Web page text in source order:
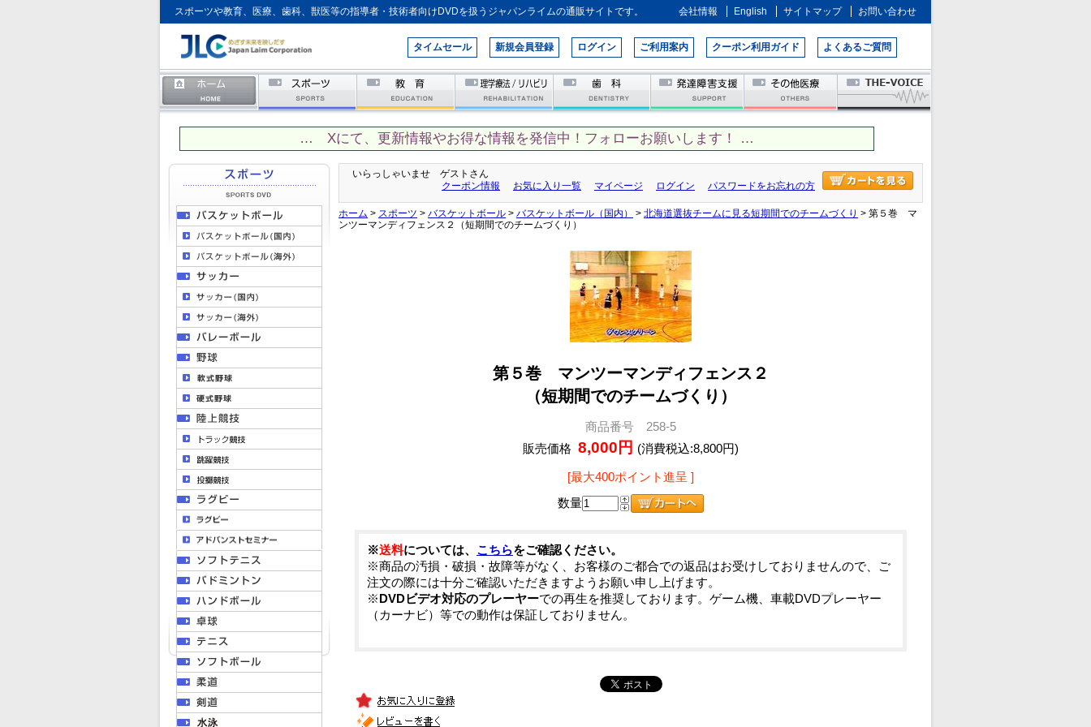
スポーツや教育、医療、歯科、獣医等の指導者・技術者向けDVDを扱うジャパンライムの通販サイトです。 会社情報 English サイトマップ お問い合わせ
タイムセール 新規会員登録 ログイン ご利用案内 クーポン利用ガイド よくあるご質問
… Xにて、更新情報やお得な情報を発信中！フォローお願いします！ …
いらっしゃいませ ゲストさん
クーポン情報
お気に入り一覧 マイページ ログイン パスワードをお忘れの方
ホーム > スポーツ > バスケットボール > バスケットボール（国内） > 北海道選抜チームに見る短期間でのチームづくり > 第５巻 マ
ンツーマンディフェンス２（短期間でのチームづくり）
第５巻 マンツーマンディフェンス２
（短期間でのチームづくり）
商品番号 258-5
販売価格 8,000円 (消費税込:8,800円)
[最大400ポイント進呈 ]
数量
※送料については、 こちらをご確認ください。
※商品の汚損・破損・故障等がなく、お客様のご都合での返品はお受けしておりませんので、ご
注文の際には十分ご確認いただきますようお願い申し上げます。
※DVDビデオ対応のプレーヤーでの再生を推奨しております。ゲーム機、車載DVDプレーヤー
（カーナビ）等での動作は保証しておりません。